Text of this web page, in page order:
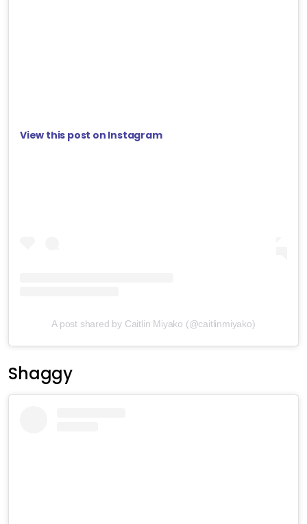
View this post on Instagram
A post shared by Caitlin Miyako (@caitlinmiyako)
Shaggy